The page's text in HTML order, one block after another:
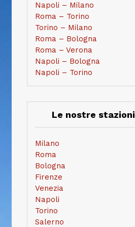
Napoli – Milano
Roma – Torino
Torino – Milano
Roma – Bologna
Roma – Verona
Napoli – Bologna
Napoli – Torino
Le nostre stazioni
Milano
Roma
Bologna
Firenze
Venezia
Napoli
Torino
Salerno